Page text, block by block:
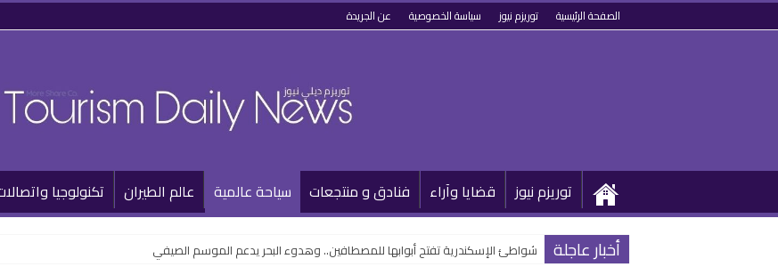
الصفحة الرئيسية توريزم نيوز سياسة الخصوصية عن الجريدة
توريزم نيوز قضايا وآراء فنادق و منتجعات سياحة عالمية عالم الطيران تكنولوجيا
أخبار عاجلة شواطئ الإسكندرية تفتح أبوابها للمصطافين.. وهدوء البحر يدعم الموسم الصيفي